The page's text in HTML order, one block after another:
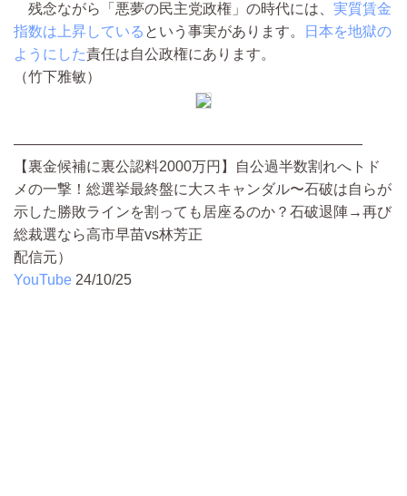
残念ながら「悪夢の民主党政権」の時代には、 実質賃金
指数は上昇している という事実があります。
日本を地獄の
ようにした責任は自公政権にあります。
（竹下雅敏）
————————————————————————
【裏金候補に裏公認料2000万円】自公過半数割れへトド
メの一撃！総選挙最終盤に大スキャンダル〜石破は自らが
示した勝敗ラインを割っても居座るのか？石破退陣→再び
総裁選なら高市早苗vs林芳正
配信元）
YouTube 24/10/25